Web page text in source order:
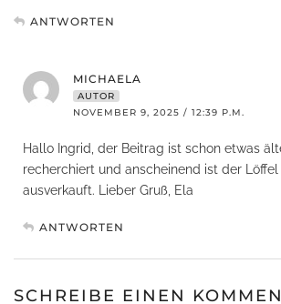
ANTWORTEN
MICHAELA
AUTOR
NOVEMBER 9, 2025 / 12:39 P.M.
Hallo Ingrid, der Beitrag ist schon etwas
recherchiert und anscheinend ist der Löffel
ausverkauft. Lieber Gruß, Ela
ANTWORTEN
SCHREIBE EINEN